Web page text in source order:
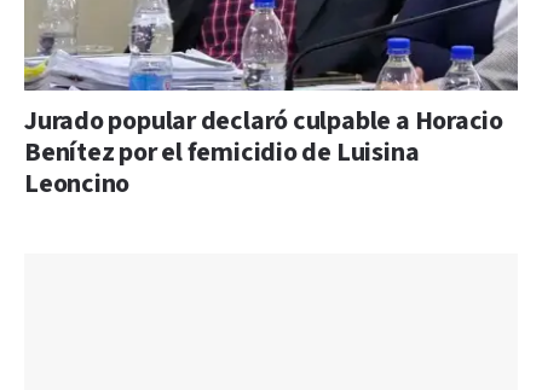
Jurado popular declaró culpable a Horacio
Benítez por el femicidio de Luisina
Leoncino